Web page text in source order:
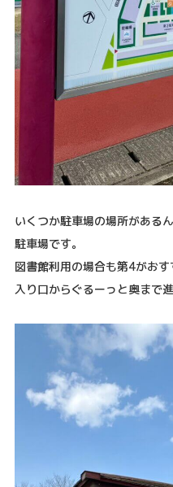
いくつか駐車場の場所がある
駐車場です。
図書館利用の場合も第4がお
入り口からぐるーっと奥まで